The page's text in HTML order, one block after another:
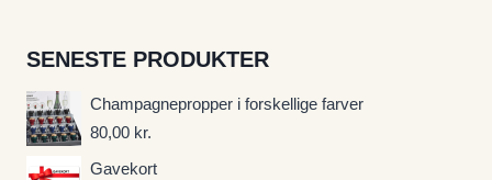
SENESTE PRODUKTER
Champagnepropper i forskellige farver
80,00 kr.
Gavekort